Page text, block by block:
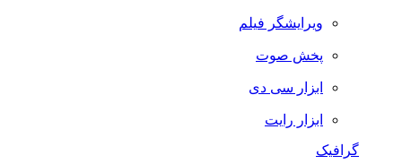
ویرایشگر فیلم
پخش صوت
ابزار سی دی
ابزار رایت
گرافیک